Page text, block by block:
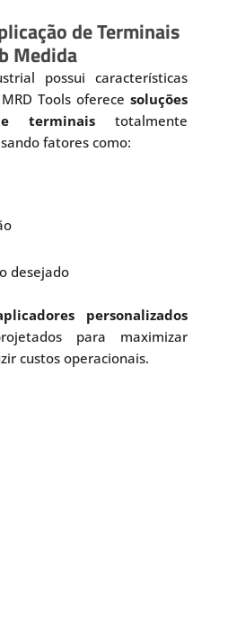
de Terminais
Medida
possui características
Tools oferecesoluções
terminais totalmente
fatores como:
desejado
personalizados
para maximizar
custos operacionais.